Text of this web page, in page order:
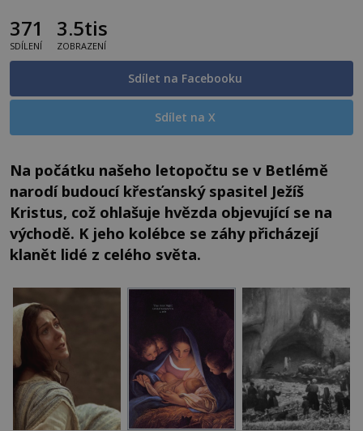
371
SDÍLENÍ
3.5tis
ZOBRAZENÍ
Sdílet na Facebooku
Sdílet na X
Na počátku našeho letopočtu se v Betlémě
narodí budoucí křesťanský spasitel Ježíš
Kristus, což ohlašuje hvězda objevující se na
východě. K jeho kolébce se záhy přicházejí
klanět lidé z celého světa.